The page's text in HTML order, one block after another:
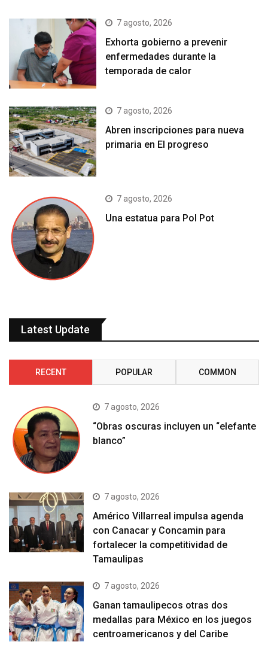
7 agosto, 2026
Exhorta gobierno a prevenir
enfermedades durante la
temporada de calor
7 agosto, 2026
Abren inscripciones para nueva
primaria en El progreso
7 agosto, 2026
Una estatua para Pol Pot
Latest Update
RECENT POPULAR COMMON
7 agosto, 2026
“Obras oscuras incluyen un “elefante
blanco”
7 agosto, 2026
Américo Villarreal impulsa agenda
con Canacar y Concamin para
fortalecer la competitividad de
Tamaulipas
7 agosto, 2026
Ganan tamaulipecos otras dos
medallas para México en los juegos
centroamericanos y del Caribe